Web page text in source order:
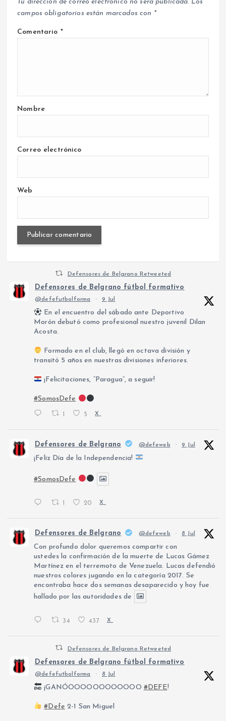
Tu dirección de correo electrónico no será publicada. Los
campos obligatorios están marcados con *
Comentario *
Nombre
Correo electrónico
Web
Defensores de Belgrano Retweeted
Defensores de Belgrano fútbol formativo
@defefutbolforma · 9 Jul
En el encuentro del sábado ante Deportivo
Morón debutó como profesional nuestro juvenil Dilan
Acosta.
Formado en el club, llegó en octava división y
transitó 5 años en nuestras divisiones inferiores.
¡Felicitaciones, “Paragua”, a seguir!
#SomosDefe
1 5 X
Defensores de Belgrano @defeweb · 9 Jul
¡Feliz Día de la Independencia!
#SomosDefe
20 X
Defensores de Belgrano @defeweb · 8 Jul
Con profundo dolor queremos compartir con
ustedes la confirmación de la muerte de Lucas Gámez
Martínez en el terremoto de Venezuela. Lucas defendió
nuestros colores jugando en la categoría 2017. Se
encontraba hace dos semanas desaparecido y hoy fue
hallado por las autoridades de
34 437 X
Defensores de Belgrano Retweeted
Defensores de Belgrano fútbol formativo
@defefutbolforma · 8 Jul
¡GANÓOOOOOOOOOOOO #DEFE!
#Defe 2-1 San Miguel